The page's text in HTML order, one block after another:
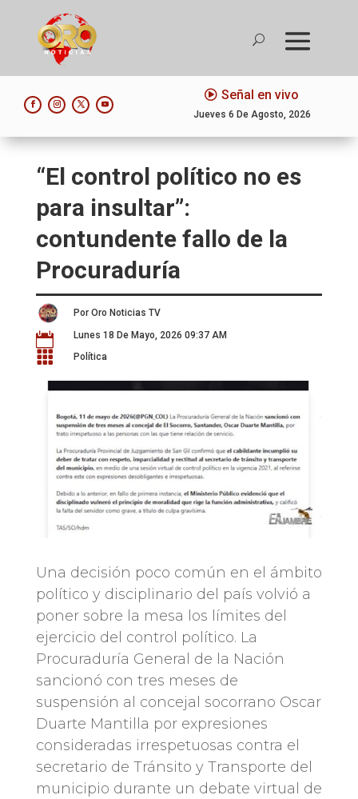
Señal en vivo
Jueves 6 De Agosto, 2026
“El control político no es
para insultar”:
contundente fallo de la
Procuraduría
Por Oro Noticias TV
 Lunes 18 De Mayo, 2026 09:37 AM
 Política
Una decisión poco común en el ámbito
político y disciplinario del país volvió a
poner sobre la mesa los límites del
ejercicio del control político. La
Procuraduría General de la Nación
sancionó con tres meses de
suspensión al concejal socorrano Oscar
Duarte Mantilla por expresiones
consideradas irrespetuosas contra el
secretario de Tránsito y Transporte del
municipio durante un debate virtual de